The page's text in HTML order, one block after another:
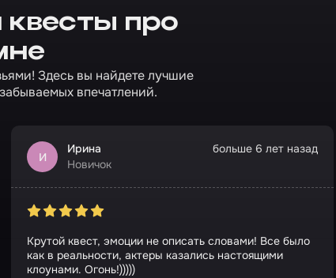
про
Здесь вы найдете лучшие
впечатлений.
И
Ирина
Новичок
больше 6 лет назад
Крутой квест, эмоции не описать словами! Все было
как в реальности, актеры казались настоящими
клоунами. Огонь!)))))